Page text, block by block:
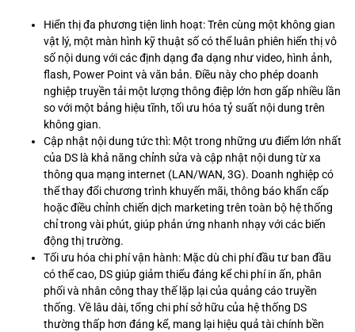
Hiển thị đa phương tiện linh hoạt: Trên cùng một không gian
vật lý, một màn hình kỹ thuật số có thể luân phiên hiển thị vô
số nội dung với các định dạng đa dạng như video, hình ảnh,
flash, Power Point và văn bản. Điều này cho phép doanh
nghiệp truyền tải một lượng thông điệp lớn hơn gấp nhiều lần
so với một bảng hiệu tĩnh, tối ưu hóa tỷ suất nội dung trên
không gian.
Cập nhật nội dung tức thì: Một trong những ưu điểm lớn nhất
của DS là khả năng chỉnh sửa và cập nhật nội dung từ xa
thông qua mạng internet (LAN/WAN, 3G). Doanh nghiệp có
thể thay đổi chương trình khuyến mãi, thông báo khẩn cấp
hoặc điều chỉnh chiến dịch marketing trên toàn bộ hệ thống
chỉ trong vài phút, giúp phản ứng nhanh nhạy với các biến
động thị trường.
Tối ưu hóa chi phí vận hành: Mặc dù chi phí đầu tư ban đầu
có thể cao, DS giúp giảm thiểu đáng kể chi phí in ấn, phân
phối và nhân công thay thế lặp lại của quảng cáo truyền
thống. Về lâu dài, tổng chi phí sở hữu của hệ thống DS
thường thấp hơn đáng kể, mang lại hiệu quả tài chính bền